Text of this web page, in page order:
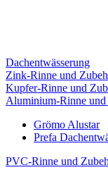
Dachentwässerung
Zink-Rinne und
Kupfer-Rinne und
Aluminium-Rinne und
Grömo Alustar
Prefa
PVC-Rinne und